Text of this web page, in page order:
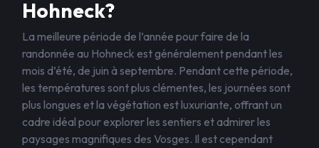
Hohneck?
La meilleure période de l’année pour faire de la
randonnée au Hohneck est généralement pendant les
mois d’été, de juin à septembre. Pendant cette période,
les températures sont plus clémentes, les journées sont
plus longues et la végétation est luxuriante, offrant un
cadre idéal pour explorer les sentiers et admirer les
paysages magnifiques des Vosges. Il est cependant